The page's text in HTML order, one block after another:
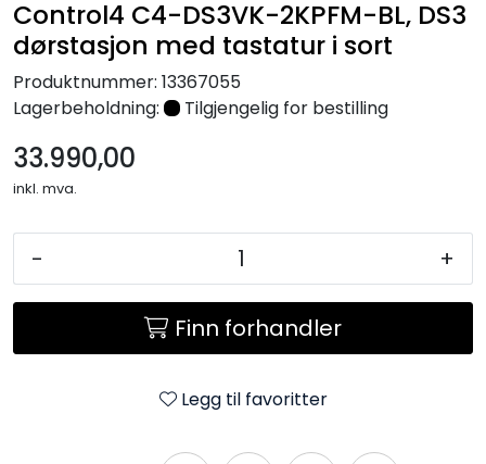
Control4 C4-DS3VK-2KPFM-BL, DS3
dørstasjon med tastatur i sort
Produktnummer: 13367055
Lagerbeholdning:
Tilgjengelig for bestilling
33.990,00
inkl. mva.
- +
Finn forhandler
Legg til favoritter